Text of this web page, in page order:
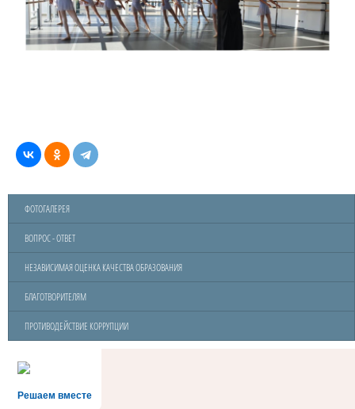
ФОТОГАЛЕРЕЯ
ВОПРОС - ОТВЕТ
НЕЗАВИСИМАЯ ОЦЕНКА КАЧЕСТВА ОБРАЗОВАНИЯ
БЛАГОТВОРИТЕЛЯМ
ПРОТИВОДЕЙСТВИЕ КОРРУПЦИИ
Решаем вместе